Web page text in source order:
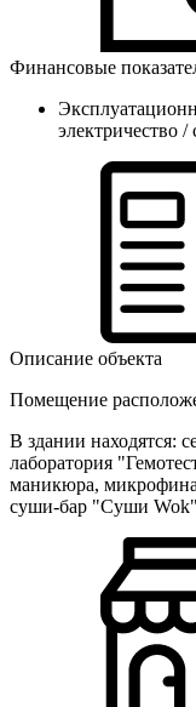
Финансовые
электричество /
Описание объекта
Помещение
В здании находятся:
лаборатория
маникюра,
суши-бар "Суши